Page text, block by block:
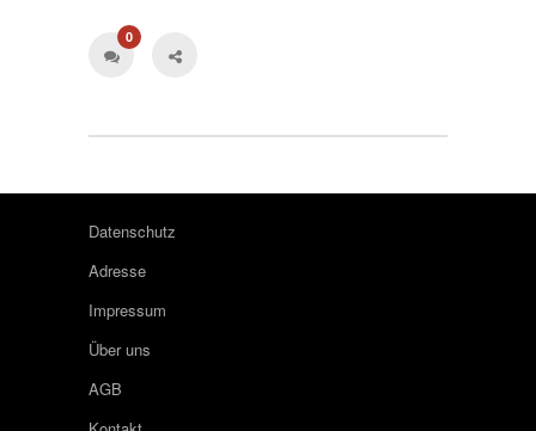
0
Datenschutz
Adresse
Impressum
Über uns
AGB